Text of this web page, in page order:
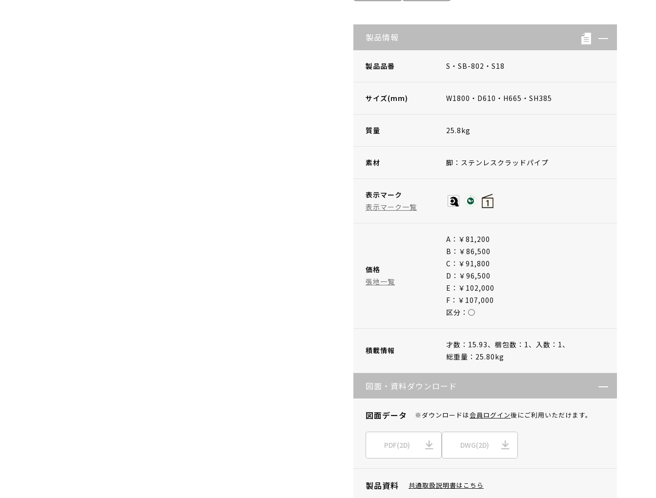
製品情報
製品品番 S・SB-802・S18
サイズ(mm) W1800・D610・H665・SH385
質量 25.8kg
素材 脚：ステンレスクラッドパイプ
表示マーク
表示マーク一覧
価格
張地一覧
A：￥81,200
B：￥86,500
C：￥91,800
D：￥96,500
E：￥102,000
F：￥107,000
区分：◯
積載情報
才数：15.93、 梱包数：1、 入数：1、
総重量：25.80kg
図面・資料ダウンロード
図面データ ※ダウンロードは会員ログイン後にご利用いただけます。
PDF(2D) DWG(2D)
製品資料 共通取扱説明書はこちら